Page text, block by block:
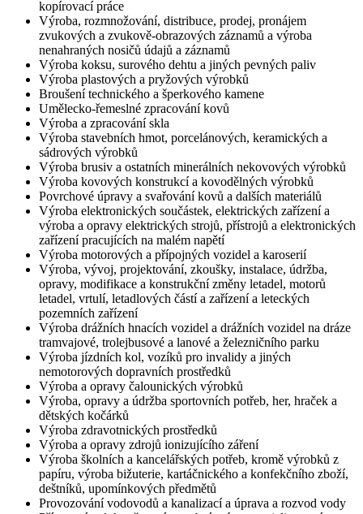
kopírovací práce
Výroba, rozmnožování, distribuce, prodej, pronájem
zvukových a zvukově-obrazových záznamů a výroba
nenahraných nosičů údajů a záznamů
Výroba koksu, surového dehtu a jiných pevných paliv
Výroba plastových a pryžových výrobků
Broušení technického a šperkového kamene
Umělecko-řemeslné zpracování kovů
Výroba a zpracování skla
Výroba stavebních hmot, porcelánových, keramických a
sádrových výrobků
Výroba brusiv a ostatních minerálních nekovových výrobků
Výroba kovových konstrukcí a kovodělných výrobků
Povrchové úpravy a svařování kovů a dalších materiálů
Výroba elektronických součástek, elektrických zařízení a
výroba a opravy elektrických strojů, přístrojů a elektronických
zařízení pracujících na malém napětí
Výroba motorových a přípojných vozidel a karoserií
Výroba, vývoj, projektování, zkoušky, instalace, údržba,
opravy, modifikace a konstrukční změny letadel, motorů
letadel, vrtulí, letadlových částí a zařízení a leteckých
pozemních zařízení
Výroba drážních hnacích vozidel a drážních vozidel na dráze
tramvajové, trolejbusové a lanové a železničního parku
Výroba jízdních kol, vozíků pro invalidy a jiných
nemotorových dopravních prostředků
Výroba a opravy čalounických výrobků
Výroba, opravy a údržba sportovních potřeb, her, hraček a
dětských kočárků
Výroba zdravotnických prostředků
Výroba a opravy zdrojů ionizujícího záření
Výroba školních a kancelářských potřeb, kromě výrobků z
papíru, výroba bižuterie, kartáčnického a konfekčního zboží,
deštníků, upomínkových předmětů
Provozování vodovodů a kanalizací a úprava a rozvod vody